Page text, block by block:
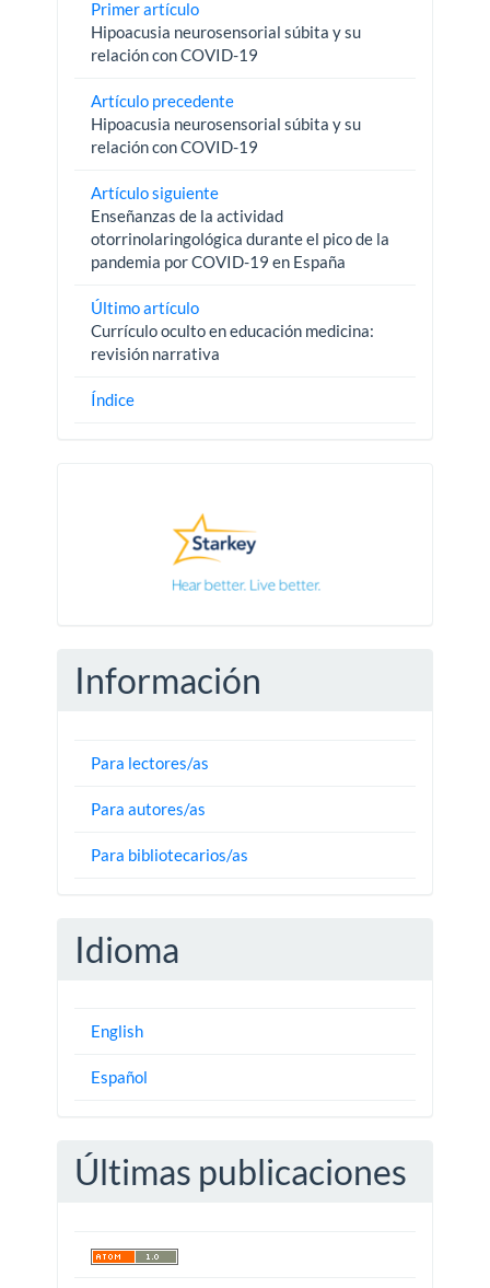
Primer artículo
Hipoacusia neurosensorial súbita y su
relación con COVID-19
Artículo precedente
Hipoacusia neurosensorial súbita y su
relación con COVID-19
Artículo siguiente
Enseñanzas de la actividad
otorrinolaringológica durante el pico de la
pandemia por COVID-19 en España
Último artículo
Currículo oculto en educación medicina:
revisión narrativa
Índice
Información
Para lectores/as
Para autores/as
Para bibliotecarios/as
Idioma
English
Español
Últimas publicaciones